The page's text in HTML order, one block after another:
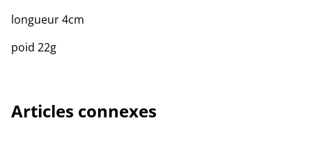
longueur 4cm
poid 22g
Articles connexes